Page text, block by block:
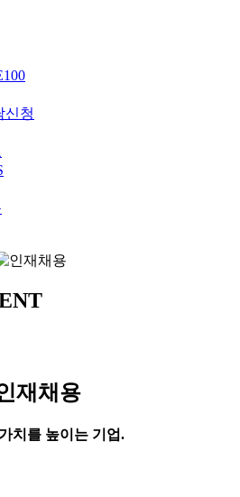
신청
재채용
치를 높이는 기업.